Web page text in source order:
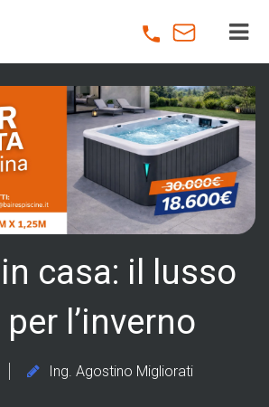
casa: il lusso
l’inverno
Ing. Agostino Migliorati